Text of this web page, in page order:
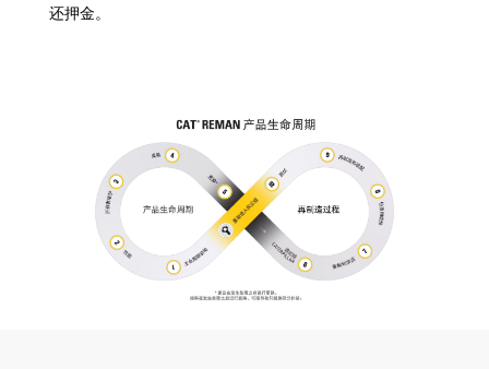
还押金。